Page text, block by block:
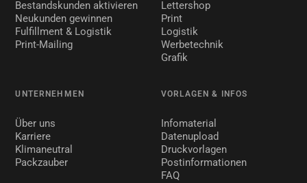
Bestandskunden aktivieren
Neukunden gewinnen
Fulfillment & Logistik
Print-Mailing
Lettershop
Print
Logistik
Werbetechnik
Grafik
UNTERNEHMEN
Über uns
Karriere
Klimaneutral
Packzauber
VORLAGEN & INFOS
Infomaterial
Datenupload
Druckvorlagen
Postinformationen
FAQ